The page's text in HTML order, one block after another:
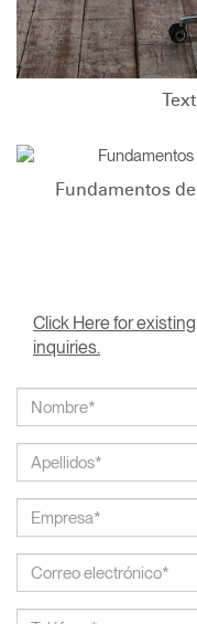
Fundamentos
Click Here for
inquiries.